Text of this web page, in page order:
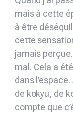
mais à cette
à être
cette
jamais
mal. Cela a
dans
de kokyu, de
compte que